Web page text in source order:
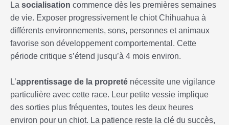
La socialisation commence dès les premières semaines
de vie. Exposer progressivement le chiot Chihuahua à
différents environnements, sons, personnes et animaux
favorise son développement comportemental. Cette
période critique s’étend jusqu’à 4 mois environ.
L’apprentissage de la propreté nécessite une vigilance
particulière avec cette race. Leur petite vessie implique
des sorties plus fréquentes, toutes les deux heures
environ pour un chiot. La patience reste la clé du succès,